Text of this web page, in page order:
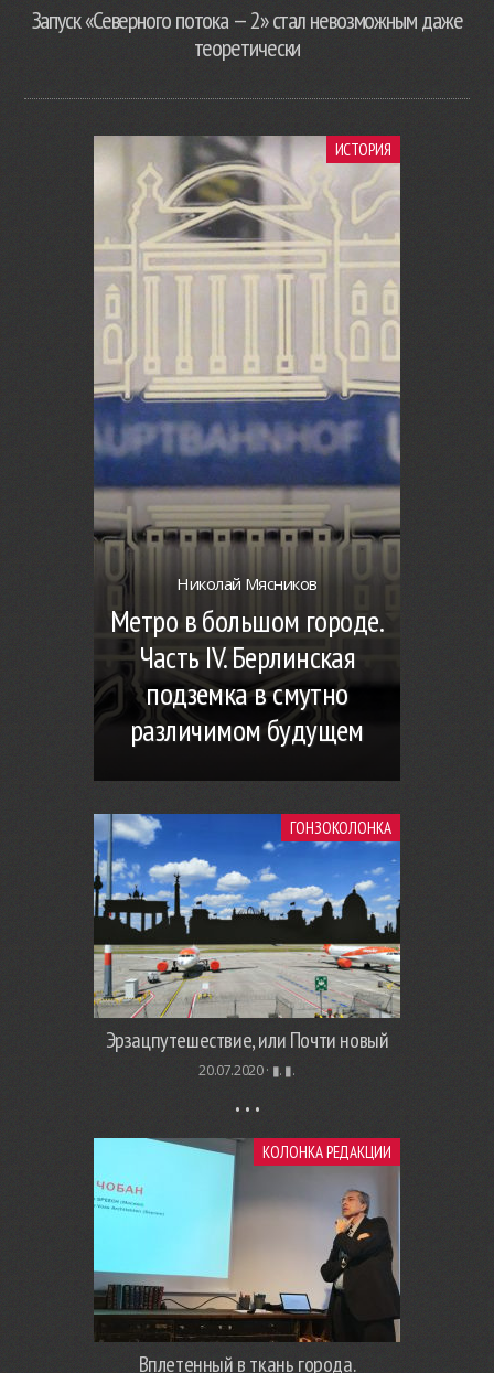
Запуск «Северного потока — 2» стал невозможным даже
теоретически
ИСТОРИЯ
Николай Мясников
Метро в большом городе.
Часть IV. Берлинская
подземка в смутно
различимом будущем
ГОНЗОКОЛОНКА
Эрзацпутешествие, или Почти новый
20.07.2020 · ▮. ▮.
КОЛОНКА РЕДАКЦИИ
Вплетенный в ткань города.